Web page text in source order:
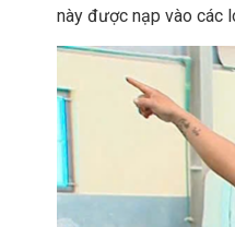
này được nạp vào các